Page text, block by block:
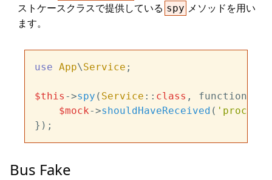
ストケースクラスで提供している spy メソッドを用い
ます。
use App\Service ;
$this ->spy ( Service :: class , function (
$mock->shouldHaveReceived ( 'process'
Bus Fake